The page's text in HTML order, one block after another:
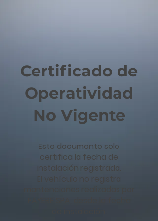
Certificado de
Operatividad
No Vigente
Este documento solo
certifica la fecha de
instalación registrada.
El vehículo no registra